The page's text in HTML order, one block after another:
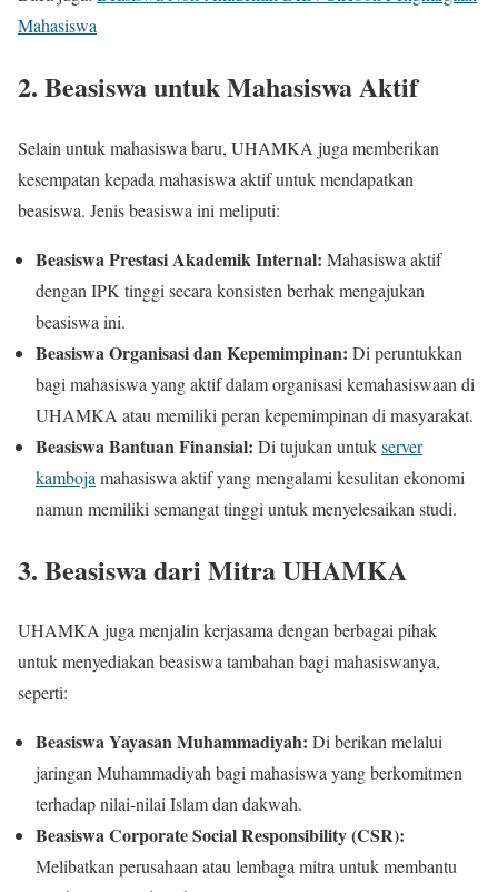
Mahasiswa
2. Beasiswa untuk Mahasiswa Aktif
Selain untuk mahasiswa baru, UHAMKA juga memberikan
kesempatan kepada mahasiswa aktif untuk mendapatkan
beasiswa. Jenis beasiswa ini meliputi:
Beasiswa Prestasi Akademik Internal: Mahasiswa aktif
dengan IPK tinggi secara konsisten berhak mengajukan
beasiswa ini.
Beasiswa Organisasi dan Kepemimpinan: Di peruntukkan
bagi mahasiswa yang aktif dalam organisasi kemahasiswaan di
UHAMKA atau memiliki peran kepemimpinan di masyarakat.
Beasiswa Bantuan Finansial: Di tujukan untukserver
kamboja mahasiswa aktif yang mengalami kesulitan ekonomi
namun memiliki semangat tinggi untuk menyelesaikan studi.
3. Beasiswa dari Mitra UHAMKA
UHAMKA juga menjalin kerjasama dengan berbagai pihak
untuk menyediakan beasiswa tambahan bagi mahasiswanya,
seperti:
Beasiswa Yayasan Muhammadiyah: Di berikan melalui
jaringan Muhammadiyah bagi mahasiswa yang berkomitmen
terhadap nilai-nilai Islam dan dakwah.
Beasiswa Corporate Social Responsibility (CSR):
Melibatkan perusahaan atau lembaga mitra untuk membantu